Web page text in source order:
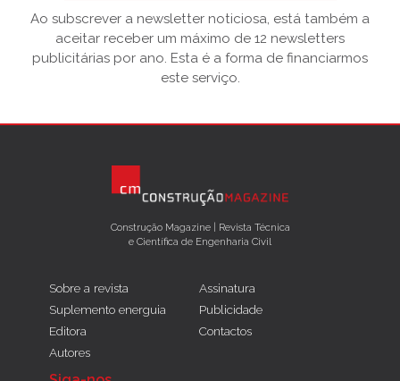
Ao subscrever a newsletter noticiosa, está também a
aceitar receber um máximo de 12 newsletters
publicitárias por ano. Esta é a forma de financiarmos
este serviço.
Construção Magazine | Revista Técnica
e Científica de Engenharia Civil
Sobre a revista
Suplemento energuia
Editora
Autores
Assinatura
Publicidade
Contactos